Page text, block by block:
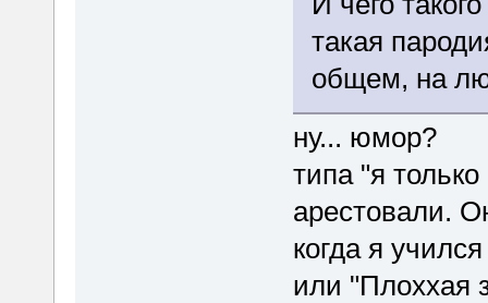
такая
общем, на
ну... юмор?
типа "я
арестовали.
когда я
или "Плоххая